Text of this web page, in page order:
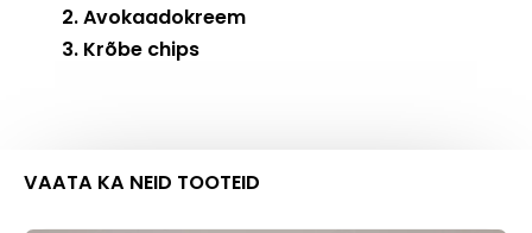
Avokaadokreem
Krõbe chips
VAATA KA NEID TOOTEID